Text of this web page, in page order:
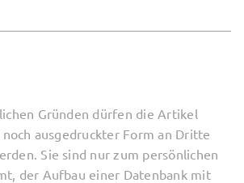
Gründen dürfen die Artikel
ausgedruckter Form an Dritte
Sie sind nur zum persönlichen
der Aufbau einer Datenbank mit